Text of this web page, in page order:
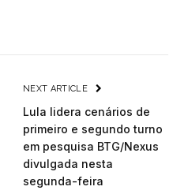
NEXT ARTICLE
Lula lidera cenários de
primeiro e segundo turno
em pesquisa BTG/Nexus
divulgada nesta
segunda-feira